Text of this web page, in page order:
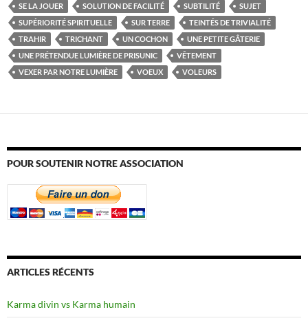
SE LA JOUER
SOLUTION DE FACILITÉ SUBTILITÉ
SUJET
SUPÉRIORITÉ SPIRITUELLE
SUR TERRE
TEINTÉS DE TRIVIALITÉ
TRAHIR
TRICHANT UN COCHON
UNE PETITE GÂTERIE
UNE PRÉTENDUE LUMIÈRE DE PRISUNIC
VÊTEMENT
VEXER PAR NOTRE LUMIÈRE
VOEUX VOLEURS
POUR SOUTENIR NOTRE ASSOCIATION
ARTICLES RÉCENTS
Karma divin vs Karma humain